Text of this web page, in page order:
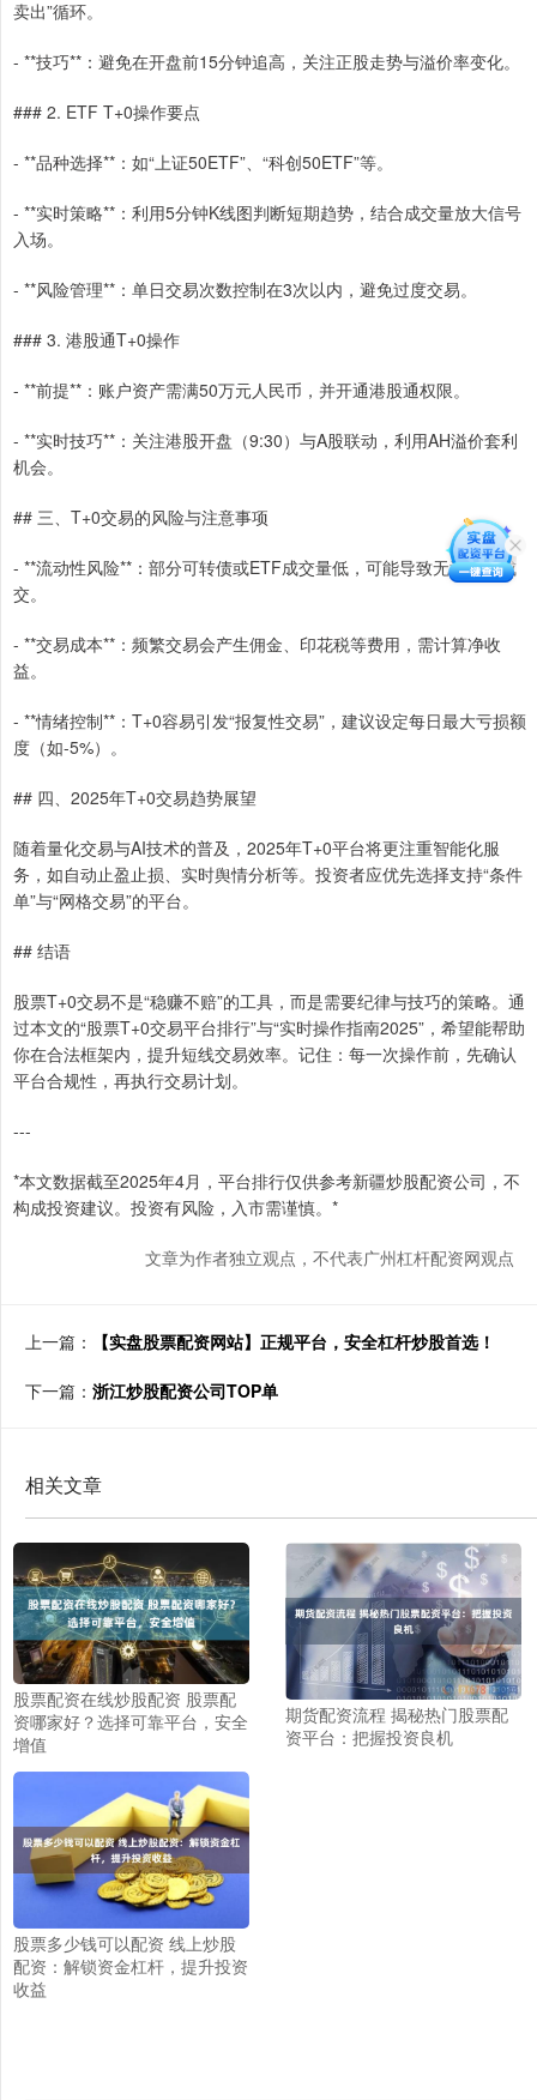
卖出”循环。
- **技巧**：避免在开盘前15分钟追高，关注正股走势与溢价率变化。
### 2. ETF T+0操作要点
- **品种选择**：如“上证50ETF”、“科创50ETF”等。
- **实时策略**：利用5分钟K线图判断短期趋势，结合成交量放大信号
入场。
- **风险管理**：单日交易次数控制在3次以内，避免过度交易。
### 3. 港股通T+0操作
- **前提**：账户资产需满50万元人民币，并开通港股通权限。
- **实时技巧**：关注港股开盘（9:30）与A股联动，利用AH溢价套利
机会。
## 三、T+0交易的风险与注意事项
- **流动性风险**：部分可转债或ETF成交量低，可能导致无法及时成
交。
- **交易成本**：频繁交易会产生佣金、印花税等费用，需计算净收
益。
- **情绪控制**：T+0容易引发“报复性交易”，建议设定每日最大亏损额
度（如-5%）。
## 四、2025年T+0交易趋势展望
随着量化交易与AI技术的普及，2025年T+0平台将更注重智能化服
务，如自动止盈止损、实时舆情分析等。投资者应优先选择支持“条件
单”与“网格交易”的平台。
## 结语
股票T+0交易不是“稳赚不赔”的工具，而是需要纪律与技巧的策略。通
过本文的“股票T+0交易平台排行”与“实时操作指南2025”，希望能帮助
你在合法框架内，提升短线交易效率。记住：每一次操作前，先确认
平台合规性，再执行交易计划。
---
*本文数据截至2025年4月，平台排行仅供参考新疆炒股配资公司，不
构成投资建议。投资有风险，入市需谨慎。*
文章为作者独立观点，不代表广州杠杆配资网观点
上一篇： 【实盘股票配资网站】正规平台，安全杠杆炒股首选！
下一篇： 浙江炒股配资公司TOP单
相关文章
股票配资在线炒股配资 股票配
资哪家好？选择可靠平台，安全
增值
期货配资流程 揭秘热门股票配
资平台：把握投资良机
股票多少钱可以配资 线上炒股
配资：解锁资金杠杆，提升投资
收益